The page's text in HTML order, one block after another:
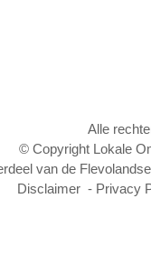
Alle
© Copyright Lokale
van de
Disclaimer - Privacy